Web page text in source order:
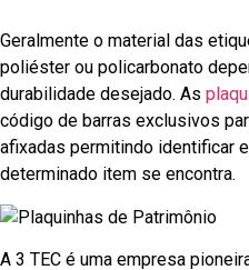
Geralmente o material das
poliéster ou policarbonato
durabilidade desejado. As
código de barras exclusivos
afixadas permitindo identificar
determinado item se encontra.
A 3 TEC é uma empresa